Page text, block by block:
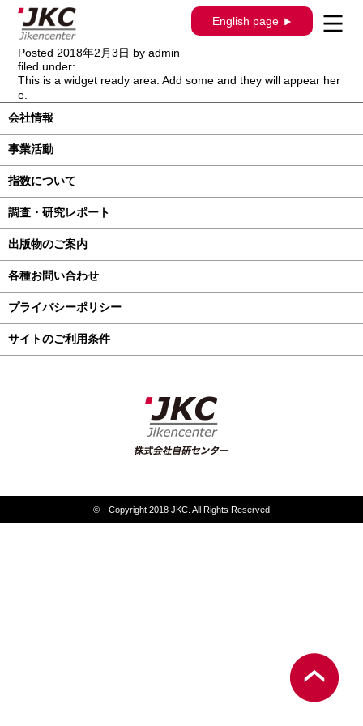
English page
構造調査シリーズ / J-499 / レクサス ＩＳ
Ｆ USE20系
Posted 2018年2月3日 by admin
filed under:
This is a widget ready area. Add some and they will appear her
e.
会社情報
事業活動
指数について
調査・研究レポート
出版物のご案内
各種お問い合わせ
プライバシーポリシー
サイトのご利用条件
© Copyright 2018 JKC. All Rights Reserved